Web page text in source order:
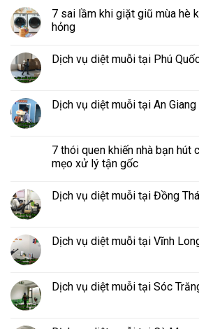
7 sai lầm khi giặt giũ mùa hè
hỏng
Dịch vụ diệt muỗi tại Phú
Dịch vụ diệt muỗi tại An Giang
7 thói quen khiến nhà bạn hút
mẹo xử lý tận gốc
Dịch vụ diệt muỗi tại Đồng
Dịch vụ diệt muỗi tại Vĩnh
Dịch vụ diệt muỗi tại Sóc